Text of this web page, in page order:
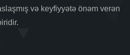
və keyfiyyətə önəm verən